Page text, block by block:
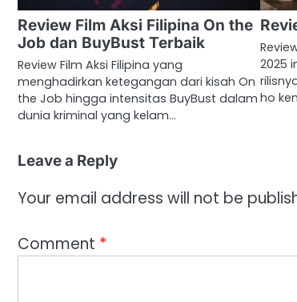
Review Film Aksi Filipina On the
Job dan BuyBust Terbaik
Review Film Aksi Filipina yang
menghadirkan ketegangan dari kisah On
the Job hingga intensitas BuyBust dalam
dunia kriminal yang kelam…
2025
ho
Leave a Reply
Your email address will not be
Comment *